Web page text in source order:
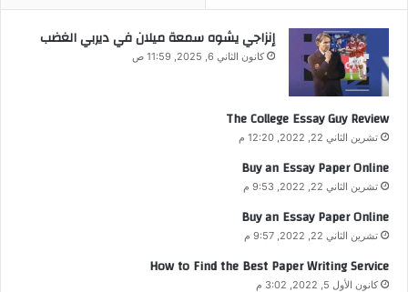
إنزاجي يشوه سمعة ميلان في ديربي الغضب
كانون الثاني 6, 2025, 11:59 ص
The College Essay Guy Review
تشرين الثاني 22, 2022, 12:20 م
Buy an Essay Paper Online
تشرين الثاني 22, 2022, 9:53 م
Buy an Essay Paper Online
تشرين الثاني 22, 2022, 9:57 م
How to Find the Best Paper Writing Service
كانون الأول 5, 2022, 3:02 م